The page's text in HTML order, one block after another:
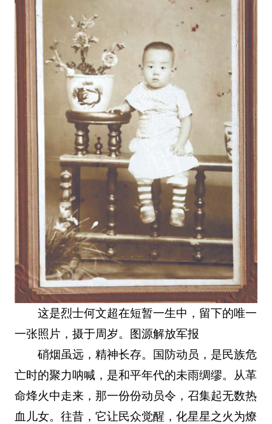
这是烈士何文超在短暂一生中，留下的唯一
一张照片，摄于周岁。图源解放军报
硝烟虽远，精神长存。国防动员，是民族危
亡时的聚力呐喊，是和平年代的未雨绸缪。从革
命烽火中走来，那一份份动员令，召集起无数热
血儿女。往昔，它让民众觉醒，化星星之火为燎